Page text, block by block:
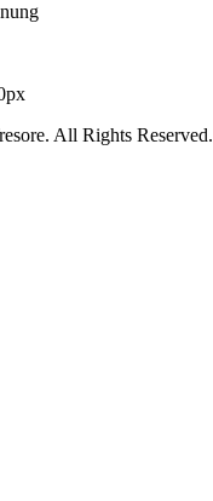
All Rights Reserved.